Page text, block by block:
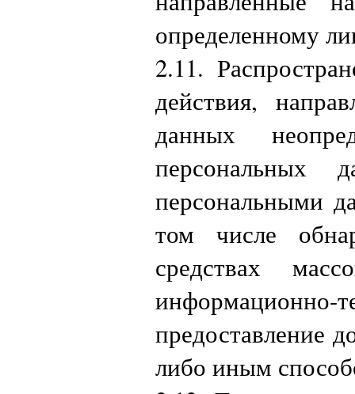
определенному
2.11.
действия,
данных
персональных
персональными
том числе
средствах
предоставление
либо иным